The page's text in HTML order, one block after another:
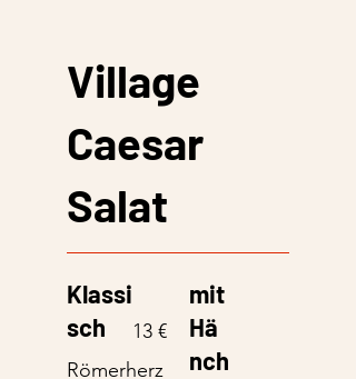
Village
Caesar
Salat
Klassi
sch
Römerherz
13 €
mit
Hä
nch